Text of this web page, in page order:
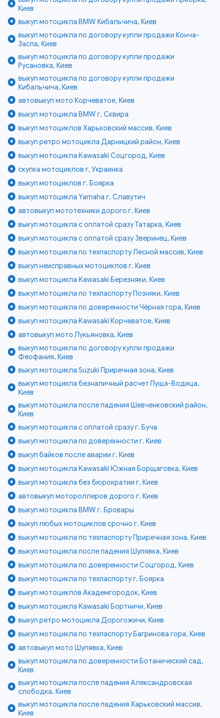
Киев
выкуп мотоцикла BMW Кибальчича, Киев
выкуп мотоцикла по договору купли продажи Конча-
Заспа, Киев
выкуп мотоцикла по договору купли продажи
Русановка, Киев
выкуп мотоцикла по договору купли продажи
Кибальчича, Киев
автовыкуп мото Корчеватое, Киев
выкуп мотоцикла BMW г. Сквира
выкуп мотоциклов Харьковский массив, Киев
выкуп ретро мотоцикла Дарницкий район, Киев
выкуп мотоцикла Kawasaki Соцгород, Киев
скупка мотоциклов г. Украинка
выкуп мотоциклов г. Боярка
выкуп мотоцикла Yamaha г. Славутич
автовыкуп мототехники дорого г. Киев
выкуп мотоцикла с оплатой сразу Татарка, Киев
выкуп мотоцикла с оплатой сразу Зверинец, Киев
выкуп мотоцикла по техпаспорту Лесной массив, Киев
выкуп неисправных мотоциклов г. Киев
выкуп мотоцикла Kawasaki Березняки, Киев
выкуп мотоцикла по техпаспорту Позняки, Киев
выкуп мотоцикла по доверенности Чёрная гора, Киев
выкуп мотоцикла Kawasaki Корчеватое, Киев
автовыкуп мото Лукьяновка, Киев
выкуп мотоцикла по договору купли продажи
Феофания, Киев
выкуп мотоцикла Suzuki Приречная зона, Киев
выкуп мотоцикла безналичный расчет Пуща-Водица,
Киев
выкуп мотоцикла после падения Шевченковский район,
Киев
выкуп мотоцикла с оплатой сразу г. Буча
выкуп мотоцикла по доверенности г. Киев
выкуп байков после аварии г. Киев
выкуп мотоцикла Kawasaki Южная Борщаговка, Киев
выкуп мотоцикла без бюрократии г. Киев
автовыкуп мотороллеров дорого г. Киев
выкуп мотоцикла BMW г. Бровары
выкуп любых мотоциклов срочно г. Киев
выкуп мотоцикла по техпаспорту Приречная зона, Киев
выкуп мотоцикла после падения Шулявка, Киев
выкуп мотоцикла по доверенности Соцгород, Киев
выкуп мотоцикла по техпаспорту г. Боярка
выкуп мотоциклов Академгородок, Киев
выкуп мотоцикла Kawasaki Бортничи, Киев
выкуп ретро мотоцикла Дорогожичи, Киев
выкуп мотоцикла по техпаспорту Багринова гора, Киев
автовыкуп мото Шулявка, Киев
выкуп мотоцикла по доверенности Ботанический сад,
Киев
выкуп мотоцикла после падения Александровская
слободка, Киев
выкуп мотоцикла после падения Харьковский массив,
Киев